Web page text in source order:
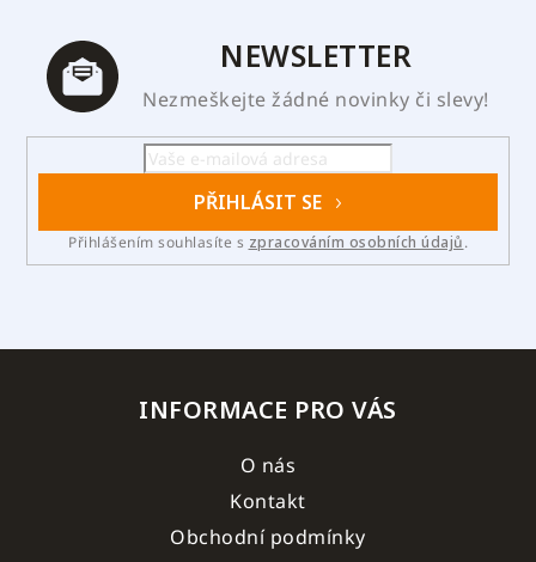
NEWSLETTER
Nezmeškejte žádné novinky či slevy!
PŘIHLÁSIT SE
Přihlášením souhlasíte s zpracováním osobních údajů.
INFORMACE PRO VÁS
O nás
Kontakt
Obchodní podmínky